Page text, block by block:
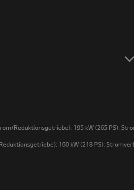
Reduktionsgetriebe); 195 kW (265 PS):
160 kW (218 PS):